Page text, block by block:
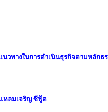
วทางในการดำเนินธุรกิจตามหลัก
หลมเจริญ ซีฟู้ด